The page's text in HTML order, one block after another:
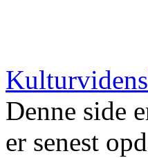
Denne side
er senest